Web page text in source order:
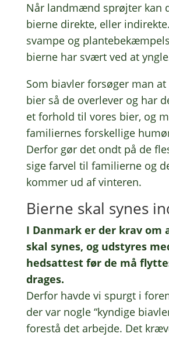
Når land­mænd sprøjter kan
bierne direk­te, eller
svampe og
bierne har svært ved at
Som biav­ler forsø­ger man at
bier så de over­le­ver og har
et forhold til vores bier, og
fami­li­er­nes forskel­li­ge
Derfor gør det ondt på de
sige farvel til fami­li­er­ne og
kommer ud af vinteren.
Bierne skal synes
I Danmark er der krav om
skal synes, og udsty­res
hed­s­at­test før de må
dra­ges.
Derfor havde vi spurgt i
der var nogle “kyndi­ge
fore­stå det arbej­de. Det